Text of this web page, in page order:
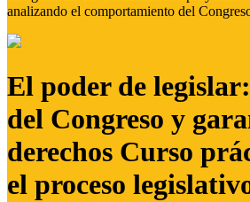
analizando el comportamiento del
El poder de
del Congreso y
derechos Curso
el proceso